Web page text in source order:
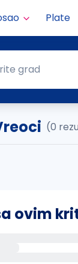
Plate
grad
(0
ovim